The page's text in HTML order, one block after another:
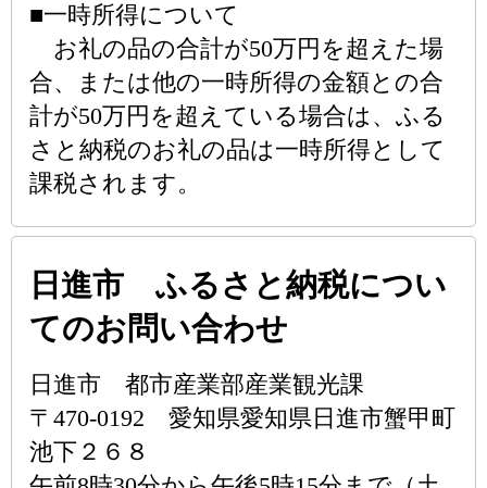
■一時所得について
お礼の品の合計が50万円を超えた場
合、または他の一時所得の金額との合
計が50万円を超えている場合は、ふる
さと納税のお礼の品は一時所得として
課税されます。
日進市 ふるさと納税につい
てのお問い合わせ
日進市 都市産業部産業観光課
〒470-0192 愛知県愛知県日進市蟹甲町
池下２６８